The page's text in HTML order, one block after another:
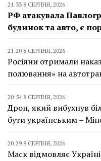
21:33 8 СЕРПНЯ, 2026
РФ атакувала
будинок та авто, є
21:20 8 СЕРПНЯ, 2026
Росіяни отримали
полювання» на
20:54 8 СЕРПНЯ, 2026
Дрон, який вибухнув
бути українським –
20:29 8 СЕРПНЯ, 2026
Маск відмовляє